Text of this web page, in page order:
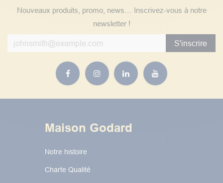
Nouveaux produits, promo, news… Inscrivez-vous à notre
newsletter !
S'inscrire
Maison Godard
Notre histoire
Charte Qualité